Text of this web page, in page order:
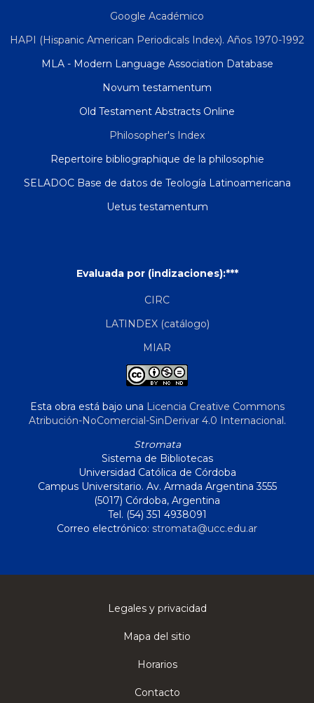
Google Académico
HAPI (Hispanic American Periodicals Index). Años 1970-1992
MLA - Modern Language Association Database
Novum testamentum
Old Testament Abstracts Online
Philosopher's Index
Repertoire bibliographique de la philosophie
SELADOC Base de datos de Teología Latinoamericana
Uetus testamentum
Evaluada por (indizaciones):***
CIRC
LATINDEX (catálogo)
MIAR
Esta obra está bajo una Licencia Creative Commons
Atribución-NoComercial-SinDerivar 4.0 Internacional.
Stromata
Sistema de Bibliotecas
Universidad Católica de Córdoba
Campus Universitario. Av. Armada Argentina 3555
(5017) Córdoba, Argentina
Tel. (54) 351 4938091
Correo electrónico: stromata@ucc.edu.ar
Legales y privacidad
Mapa del sitio
Horarios
Contacto